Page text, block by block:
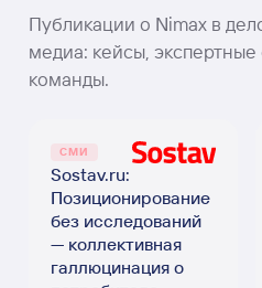
Публикации о Nimax в
медиа: кейсы,
команды.
СМИ
Sostav.ru:
Позиционирование
без исследований
— коллективная
галлюцинация о